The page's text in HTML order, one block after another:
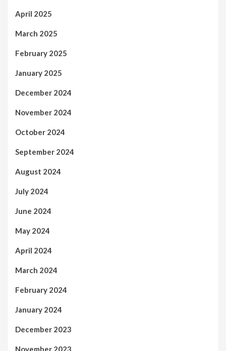
April 2025
March 2025
February 2025
January 2025
December 2024
November 2024
October 2024
September 2024
August 2024
July 2024
June 2024
May 2024
April 2024
March 2024
February 2024
January 2024
December 2023
November 2023